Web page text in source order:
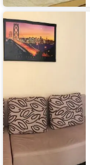
Санаторий
Березовая
роща